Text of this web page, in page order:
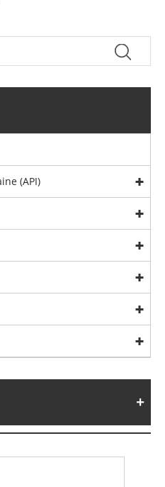
(API)